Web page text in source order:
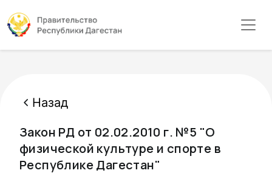
Назад
Закон РД от 02.02.2010 г. №5 "О
физической культуре и спорте в
Республике Дагестан"